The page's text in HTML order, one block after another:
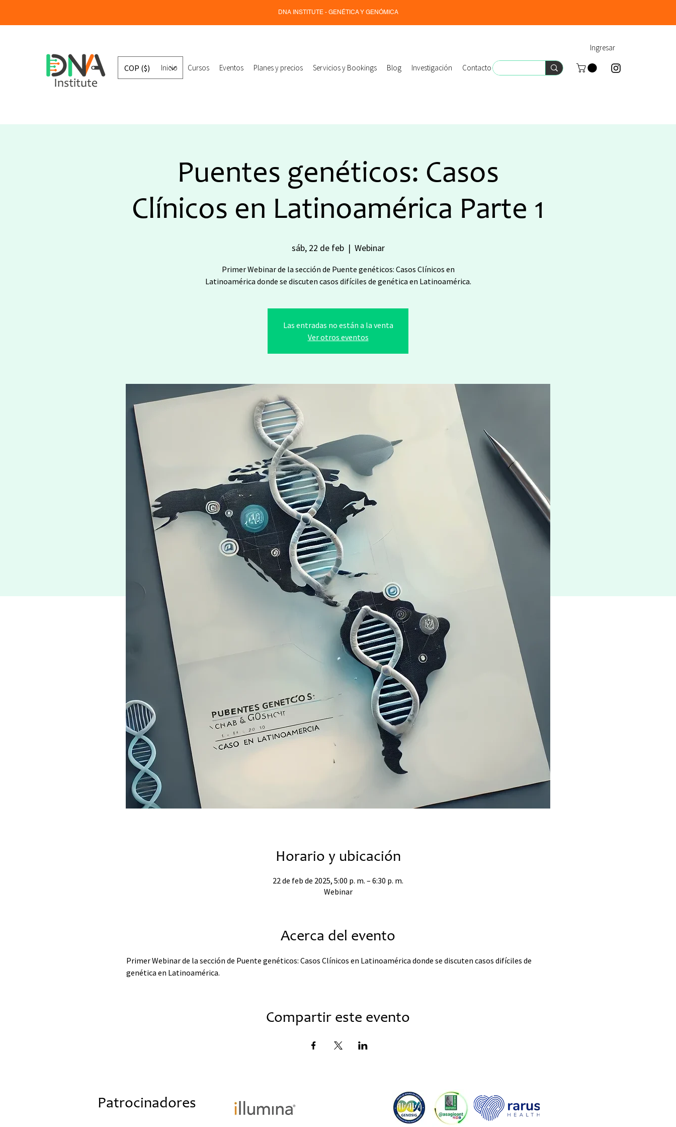
DNA INSTITUTE - GENÉTICA Y GENÓMICA
COP ($)
Ingresar
Inicio Cursos Eventos Planes y precios Servicios y Bookings Blog Investigación Contacto
Puentes genéticos: Casos
Clínicos en Latinoamérica Parte 1
sáb, 22 de feb
  |
Webinar
Primer Webinar de la sección de Puente genéticos: Casos Clínicos en
Latinoamérica donde se discuten casos difíciles de genética en Latinoamérica.
Las entradas no están a la venta
Ver otros eventos
Horario y ubicación
22 de feb de 2025, 5:00 p. m. – 6:30 p. m.
Webinar
Acerca del evento
Primer Webinar de la sección de Puente genéticos: Casos Clínicos en Latinoamérica donde se discuten casos difíciles de
genética en Latinoamérica.
Compartir este evento
Patrocinadores